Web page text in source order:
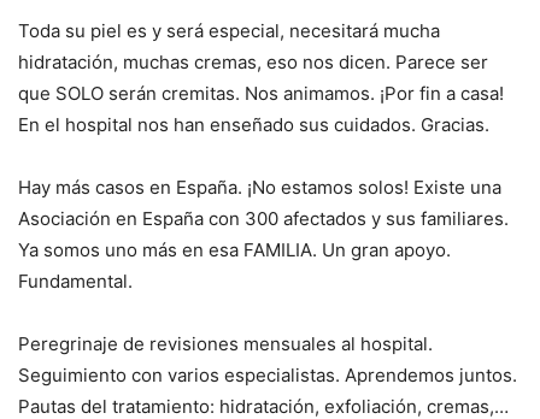
Toda su piel es y será especial, necesitará mucha
hidratación, muchas cremas, eso nos dicen. Parece ser
que SOLO serán cremitas. Nos animamos. ¡Por fin a casa!
En el hospital nos han enseñado sus cuidados. Gracias.
Hay más casos en España. ¡No estamos solos! Existe una
Asociación en España con 300 afectados y sus familiares.
Ya somos uno más en esa FAMILIA. Un gran apoyo.
Fundamental.
Peregrinaje de revisiones mensuales al hospital.
Seguimiento con varios especialistas. Aprendemos juntos.
Pautas del tratamiento: hidratación, exfoliación, cremas,…